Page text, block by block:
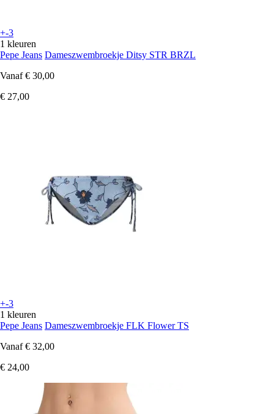
+-3
1 kleuren
Pepe Jeans Dameszwembroekje Ditsy STR BRZL
Vanaf € 30,00
€ 27,00
+-3
1 kleuren
Pepe Jeans Dameszwembroekje FLK Flower TS
Vanaf € 32,00
€ 24,00